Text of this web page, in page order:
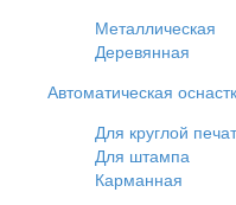
Металлическая
Деревянная
Автоматическая
Для круглой
Для штампа
Карманная